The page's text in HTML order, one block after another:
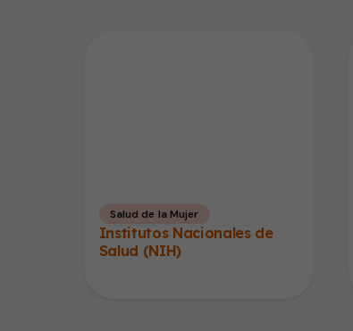
Salud de la Mujer
Institutos Nacionales de
Salud (NIH)